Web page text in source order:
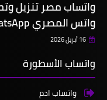
واتساب مصر تنزيل
واتس المصري EgyptianWhatsApp
16 أبريل 2026
واتساب الأسطورة
واتساب ادم